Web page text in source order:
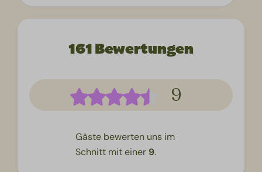
161 Bewertungen
9
Gäste bewerten uns im
Schnitt mit einer 9.